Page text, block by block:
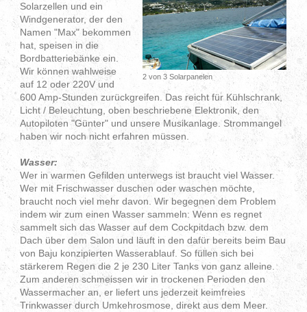
2 von 3 Solarpanelen
Solarzellen und ein
Windgenerator, der den
Namen "Max" bekommen
hat, speisen in die
Bordbatteriebänke ein.
Wir können wahlweise
auf 12 oder 220V und
600 Amp-Stunden zurückgreifen. Das reicht für Kühlschrank,
Licht / Beleuchtung, oben beschriebene Elektronik, den
Autopiloten "Günter" und unsere Musikanlage. Strommangel
haben wir noch nicht erfahren müssen.
Wasser:
Wer in warmen Gefilden unterwegs ist braucht viel Wasser.
Wer mit Frischwasser duschen oder waschen möchte,
braucht noch viel mehr davon. Wir begegnen dem Problem
indem wir zum einen Wasser sammeln: Wenn es regnet
sammelt sich das Wasser auf dem Cockpitdach bzw. dem
Dach über dem Salon und läuft in den dafür bereits beim Bau
von Baju konzipierten Wasserablauf. So füllen sich bei
stärkerem Regen die 2 je 230 Liter Tanks von ganz alleine.
Zum anderen schmeissen wir in trockenen Perioden den
Wassermacher an, er liefert uns jederzeit keimfreies
Trinkwasser durch Umkehrosmose, direkt aus dem Meer.